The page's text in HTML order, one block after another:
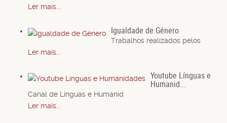
Ler mais...
Igualdade de Género
Trabalhos realizados pelos
Ler mais...
Youtube Línguas e
Humanid...
Canal de Línguas e Humanid
Ler mais...